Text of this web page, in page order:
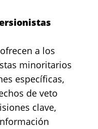
a los
minoritarios
específicas,
de veto
clave,